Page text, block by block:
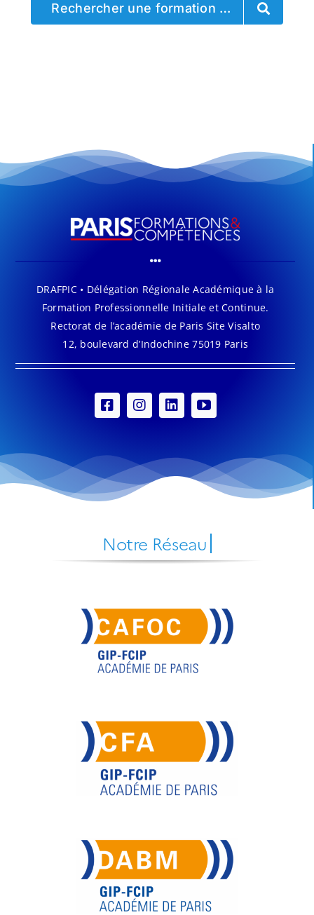
Rechercher une formation …
DRAFPIC • Délégation Régionale Académique à la
Formation Professionnelle Initiale et Continue.
Rectorat de l’académie de Paris Site Visalto
12, boulevard d’Indochine 75019 Paris